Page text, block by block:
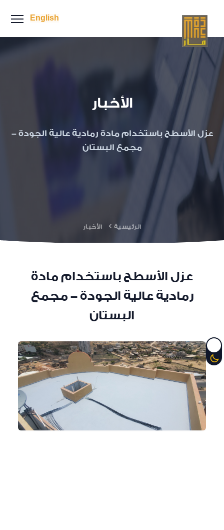
English
الأخبار
عزل الأسطح باستخدام مادة رمادية عالية الجودة -
مجمع البستان
الرئيسية الأخبار
عزل الأسطح باستخدام مادة
رمادية عالية الجودة - مجمع
البستان